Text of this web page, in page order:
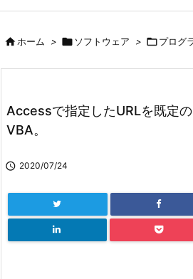
ホーム >  ソフトウェア > プログ
Accessで指定したURLを既定の
VBA。
 2020/07/24